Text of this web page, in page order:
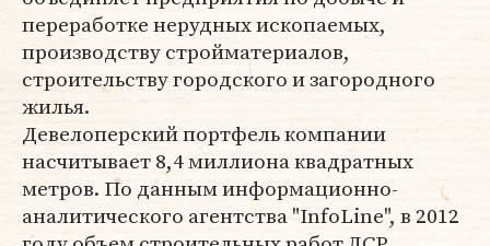
переработке нерудных ископаемых,
производству стройматериалов,
строительству городского и загородного
жилья.
Девелоперский портфель компании
насчитывает 8,4 миллиона квадратных
метров. По данным информационно-
аналитического агентства "InfoLine", в 2012